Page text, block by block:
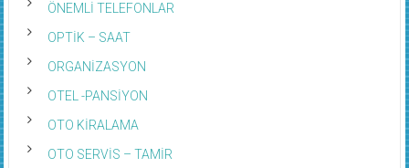
ÖNEMLİ TELEFONLAR
OPTİK – SAAT
ORGANİZASYON
OTEL -PANSİYON
OTO KİRALAMA
OTO SERVİS – TAMİR